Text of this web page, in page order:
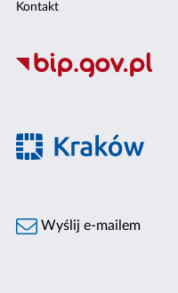
Kontakt
Wyślij e-mailem